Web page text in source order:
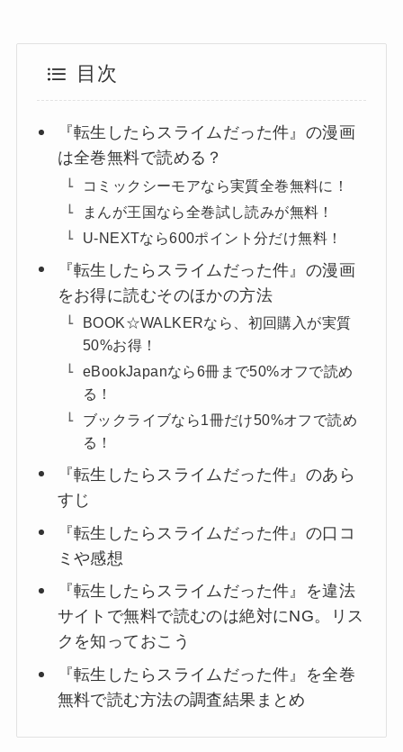
目次
『転生したらスライムだった件』の漫画
は全巻無料で読める？
コミックシーモアなら実質全巻無料に！
まんが王国なら全巻試し読みが無料！
U-NEXTなら600ポイント分だけ無料！
『転生したらスライムだった件』の漫画
をお得に読むそのほかの方法
BOOK☆WALKERなら、初回購入が実質
50%お得！
eBookJapanなら6冊まで50%オフで読め
る！
ブックライブなら1冊だけ50%オフで読め
る！
『転生したらスライムだった件』のあら
すじ
『転生したらスライムだった件』の口コ
ミや感想
『転生したらスライムだった件』を違法
サイトで無料で読むのは絶対にNG。リス
クを知っておこう
『転生したらスライムだった件』を全巻
無料で読む方法の調査結果まとめ